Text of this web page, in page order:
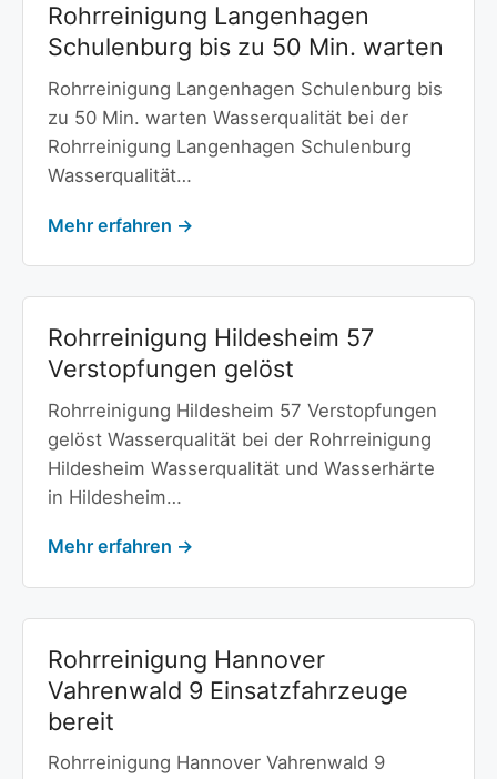
Rohrreinigung Langenhagen
Schulenburg bis zu 50 Min. warten
Rohrreinigung Langenhagen Schulenburg bis
zu 50 Min. warten Wasserqualität bei der
Rohrreinigung Langenhagen Schulenburg
Wasserqualität…
Mehr erfahren →
Rohrreinigung Hildesheim 57
Verstopfungen gelöst
Rohrreinigung Hildesheim 57 Verstopfungen
gelöst Wasserqualität bei der Rohrreinigung
Hildesheim Wasserqualität und Wasserhärte
in Hildesheim…
Mehr erfahren →
Rohrreinigung Hannover
Vahrenwald 9 Einsatzfahrzeuge
bereit
Rohrreinigung Hannover Vahrenwald 9